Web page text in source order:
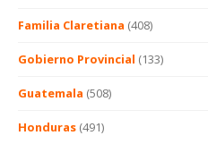
Familia Claretiana (408)
Gobierno Provincial (133)
Guatemala (508)
Honduras (491)